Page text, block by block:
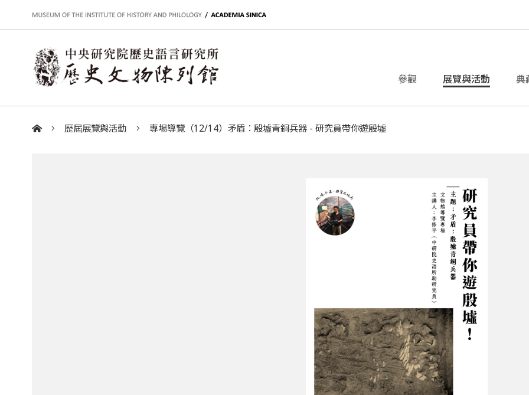
:::
參觀 展覽與活動 典
歷屆展覽與活動 專場導覽（12/14）矛盾：殷墟青銅兵器 - 研究員帶你遊殷墟